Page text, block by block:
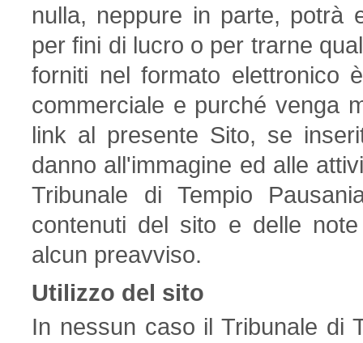
nulla, neppure in parte, potrà
per fini di lucro o per trarne
forniti nel formato elettronico
commerciale e purché venga
link al presente Sito, se
danno all'immagine ed alle
Tribunale di Tempio
contenuti del sito e delle
alcun preavviso.
Utilizzo del sito
In nessun caso il Tribunale di